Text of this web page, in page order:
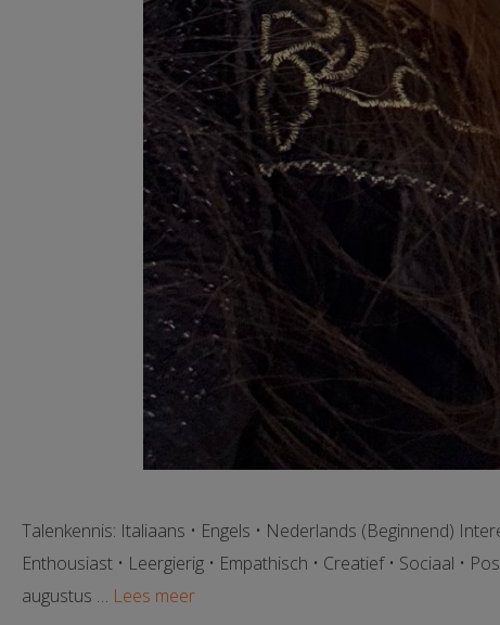
Talenkennis: Italiaans • Engels • Nederlands (Beginnend)
Enthousiast • Leergierig • Empathisch • Creatief • Sociaal •
augustus … Lees meer